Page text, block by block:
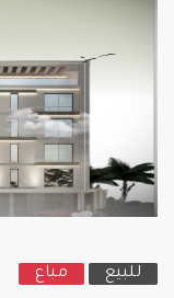
للبيع مباع